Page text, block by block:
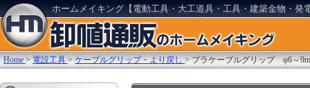
ホームメイキング【電動工具・大工道具・工具・建築金物・発
Home >電設工具 >ケーブルグリップ・より戻し >プラケーブルグリップ φ6～